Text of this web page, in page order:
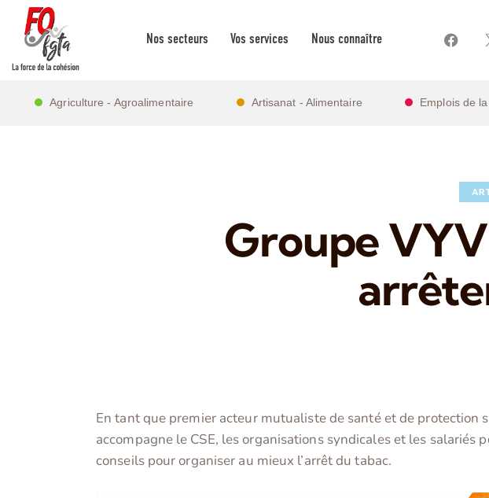
Nos secteurs Vos services Nous connaître
Agriculture - Agroalimentaire Artisanat - Alimentaire Emplois de
Groupe
En tant que premier acteur mutualiste de santé et de protection
accompagne le CSE, les organisations syndicales et les
conseils pour organiser au mieux l’arrêt du tabac.